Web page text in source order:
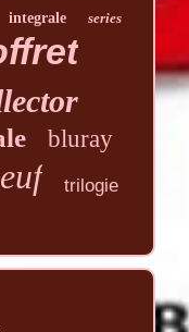
integrale series
bluray
trilogie